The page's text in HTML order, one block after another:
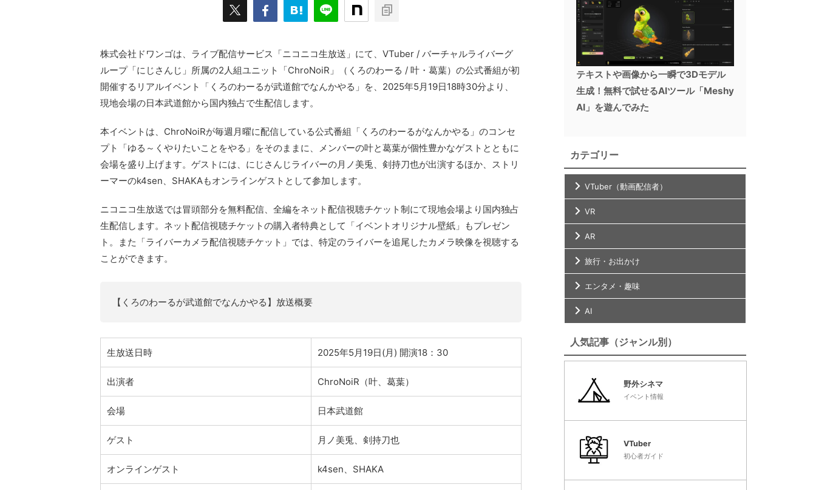
株式会社ドワンゴは、ライブ配信サービス「ニコニコ生放送」にて、VTuber / バーチャルライバーグ
ループ「にじさんじ」所属の2人組ユニット「ChroNoiR」（くろのわーる / 叶・葛葉）の公式番組が初
開催するリアルイベント「くろのわーるが武道館でなんかやる」を、2025年5月19日18時30分より、
現地会場の日本武道館から国内独占で生配信します。
本イベントは、ChroNoiRが毎週月曜に配信している公式番組「くろのわーるがなんかやる」のコンセ
プト「ゆる～くやりたいことをやる」をそのままに、メンバーの叶と葛葉が個性豊かなゲストとともに
会場を盛り上げます。ゲストには、にじさんじライバーの月ノ美兎、剣持刀也が出演するほか、ストリ
ーマーのk4sen、SHAKAもオンラインゲストとして参加します。
ニコニコ生放送では冒頭部分を無料配信、全編をネット配信視聴チケット制にて現地会場より国内独占
生配信します。ネット配信視聴チケットの購入者特典として「イベントオリジナル壁紙」もプレゼン
ト。また「ライバーカメラ配信視聴チケット」では、特定のライバーを追尾したカメラ映像を視聴する
ことができます。
【くろのわーるが武道館でなんかやる】放送概要
生放送日時 2025年5月19日(月) 開演18：30
出演者 ChroNoiR（叶、葛葉）
会場 日本武道館
ゲスト 月ノ美兎、剣持刀也
オンラインゲスト k4sen、SHAKA
テキストや画像から一瞬で3Dモデル
生成！無料で試せるAIツール「Meshy
AI」を遊んでみた
カテゴリー
VTuber（動画配信者）
VR
AR
旅行・お出かけ
エンタメ・趣味
AI
人気記事（ジャンル別）
野外シネマ
イベント情報
VTuber
初心者ガイド